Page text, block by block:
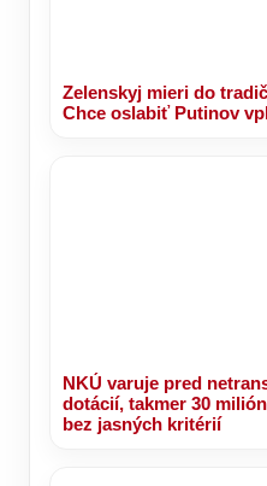
Zelenskyj mieri do
Chce oslabiť Putinov
NKÚ varuje pred
dotácií, takmer 30
bez jasných kritérií